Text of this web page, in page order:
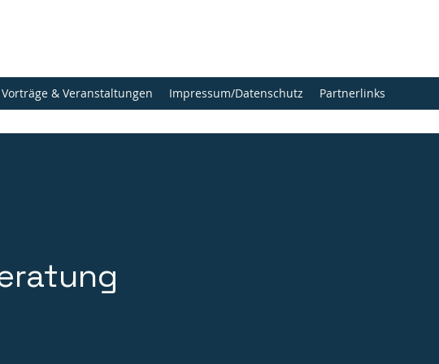
Vorträge & Veranstaltungen Impressum/Datenschutz Partnerlinks